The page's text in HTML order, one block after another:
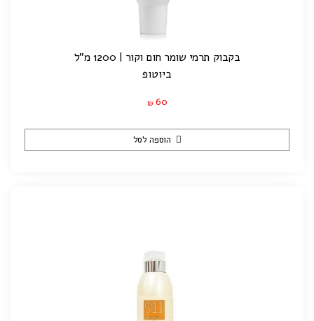
בקבוק תרמי שומר חום וקור | 1200 מ"ל
ביוטופ
₪ 60
הוספה לסל